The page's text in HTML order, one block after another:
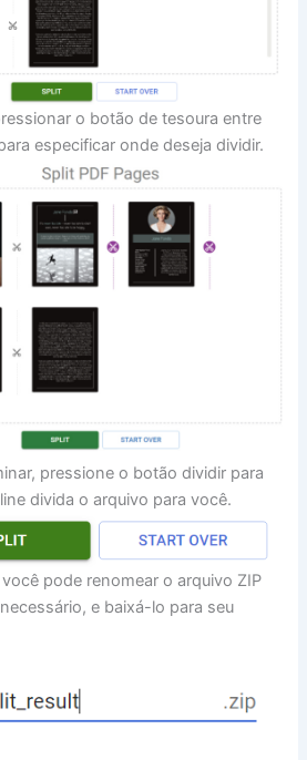
o botão de tesoura entre
especificar onde deseja dividir.
pressione o botão dividir para
divida o arquivo para você.
pode renomear o arquivo ZIP
e baixá-lo para seu